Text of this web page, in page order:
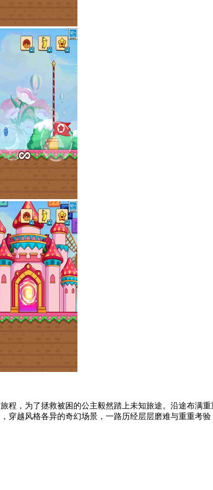
程，为了拯救被困的公主毅然踏上未知旅途。沿途布满
穿越风格各异的奇幻场景，一路历经层层磨难与重重考